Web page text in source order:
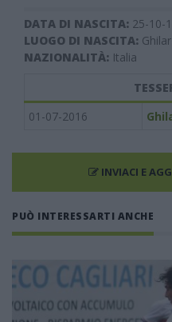
DATA DI NASCITA: 25-10-
LUOGO DI NASCITA:
NAZIONALITÀ: Italia
01-07-2016
INVIACI E
PUÒ INTERESSARTI ANCHE